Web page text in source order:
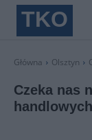
TKO
Główna Olsztyn
Czeka nas